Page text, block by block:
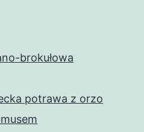
brokułowa
potrawa z orzo